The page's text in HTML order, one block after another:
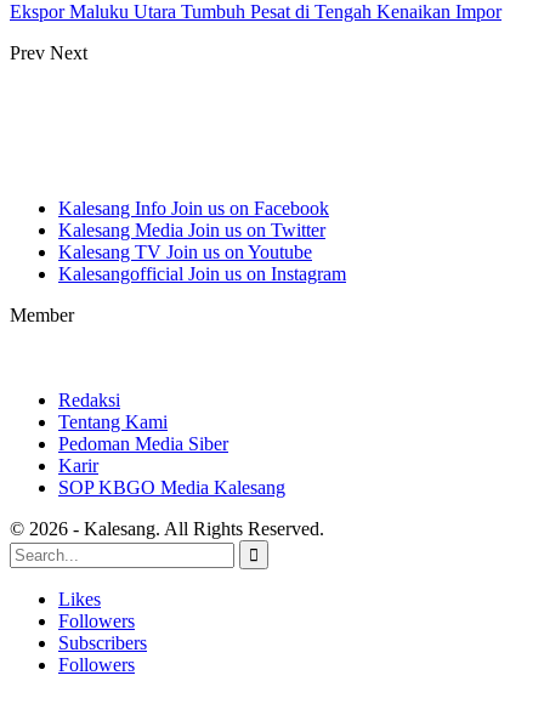
Ekspor Maluku Utara Tumbuh Pesat di Tengah Kenaikan Impor
Prev Next
Kalesang Info Join us on Facebook
Kalesang Media Join us on Twitter
Kalesang TV Join us on Youtube
Kalesangofficial Join us on Instagram
Member
Redaksi
Tentang Kami
Pedoman Media Siber
Karir
SOP KBGO Media Kalesang
© 2026 - Kalesang. All Rights Reserved.
Likes
Followers
Subscribers
Followers